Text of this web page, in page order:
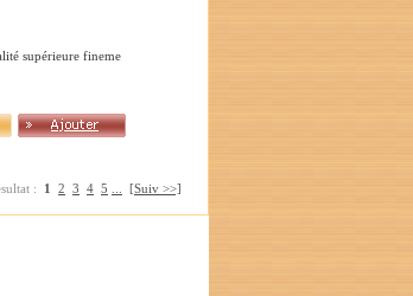
supérieure fineme
: 1 2 3 4 5 [Suiv >>]